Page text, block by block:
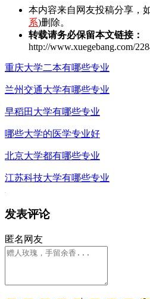
本内容来自网友投稿分享，
系)删除。
转载请务必保留本文链接：
http://www.xuegebang.com/
重庆大学二本有哪些专业
兰州交通大学有哪些专业
早稻田大学有哪些专业
哪些大学的医学专业好
北京大学都有哪些专业
江苏科技大学有哪些专业
发表评论
匿名网友